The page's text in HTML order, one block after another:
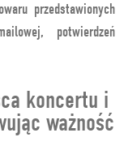
przedstawionych
potwierdzeń
koncertu i
ważność